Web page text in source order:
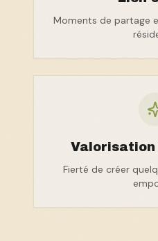
Moments de partage
Valorisation
Fierté de créer